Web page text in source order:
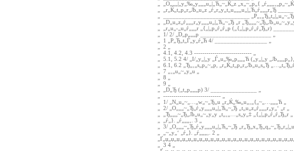
„ „O„„„|„y„‰„y„„„u„|„Ћ„~„Ќ„z „x„~„p„{
„ „r„Ќ„t„p„r„Љ„u„z „ѓ„r„y„t„u„„„u„|„Ћ„ѓ„„„r„Ђ
„ ____________________________
„ „D„u„z„ѓ„„„r„y„„„u„|„Ћ„~„Ђ „r
„ „r„u„‹„u„ѓ„„„r „{„|„p„ѓ„ѓ„p („{„|„p„ѓ„ѓ„Ђ„r)
„ 1/ 2/ „D„p„„„p _______________________ „
„ 1 „P„Ђ„t„Ѓ„y„ѓ„Ћ 4/ _________________ „
„ 2 „
„ 4.1, 4.2, 4.3 ---------------------------- „
„ 5.1, 5.2 4/ „I/„y„|„y „Ѓ„u„‰„p„„„Ћ („y„|„y
„ 6.1, 6.2 „Ђ„‚„s„p„~„p, „r„Ќ„t„p„r„Љ„u„s„Ђ
„ 7 „‚„u„~„y„u „
„ 8 „
„ 9 „
„ „D„Ђ („t„p„„„p) 3/ _______________ „
„ ---------------------------- „
„ 1/ „N„u„~„…„w„~„Ђ„u „r„Ќ„‰„u„‚„{„~„…„„„Ћ „
„ 2/ „O„„„~„Ђ„ѓ„y„„„u„|„Ћ„~„Ђ „t„u„z„ѓ„„„r„y„‘ „r „
„ „Ђ„„„~„Ђ„Љ„u„~„y„y „t„‚„…„s„y„‡ „{„|„p„ѓ„ѓ„Ђ„r „
„ „ѓ„}. „ѓ„„„‚. 3 „
„ 3/ „O„„„~„Ђ„ѓ„y„„„u„|„Ћ„~„Ђ
„ „~„y„‘ „ѓ„}. „ѓ„„„‚. 2 „
„ 3 4 „